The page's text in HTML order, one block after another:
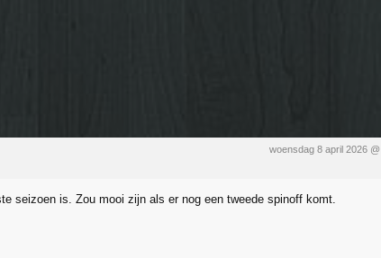
woensdag 8 april 2026
seizoen is. Zou mooi zijn als er nog een tweede spinoff komt.